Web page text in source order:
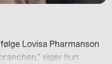
Lovisa Pharmanson
siger hun.